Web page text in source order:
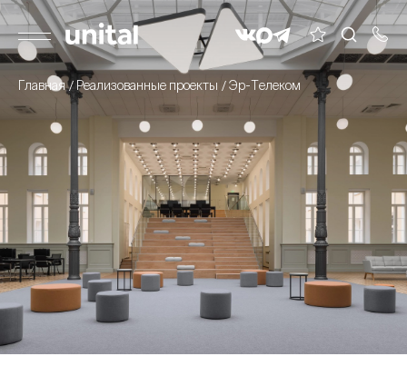
Главная Реализованные проекты Эр-Телеком